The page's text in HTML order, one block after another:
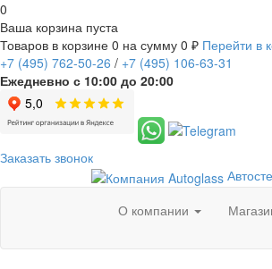
0
Ваша корзина пуста
Товаров в корзине 0 на сумму 0 ₽ Перейти в
+7 (495) 762-50-26 / +7 (495) 106-63-31
Ежедневно с 10:00 до 20:00
Заказать звонок
О компании